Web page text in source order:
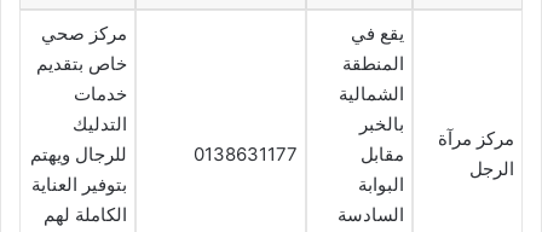
مركز مرآة
الرجل
يقع في
المنطقة
الشمالية
بالخبر
مقابل
البوابة
السادسة
0138631177
مركز صحي
خاص بتقديم
خدمات
التدليك
للرجال ويهتم
بتوفير العناية
الكاملة لهم